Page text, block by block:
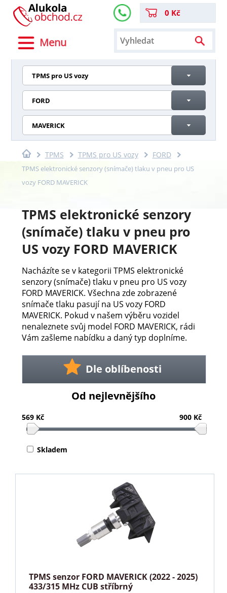
Menu
0 Kč
TPMS pro US vozy
FORD
MAVERICK
TPMS TPMS pro US vozy FORD
TPMS elektronické senzory (snímače) tlaku v pneu pro US
vozy FORD MAVERICK
TPMS elektronické senzory
(snímače) tlaku v pneu pro
US vozy FORD MAVERICK
Nacházíte se v kategorii TPMS elektronické
senzory (snímače) tlaku v pneu pro US vozy
FORD MAVERICK. Všechna zde zobrazené
snímače tlaku pasují na US vozy FORD
MAVERICK. Pokud v našem výběru vozidel
nenaleznete svůj model FORD MAVERICK, rádi
Vám zašleme nabídku a daný typ doplníme.
Dle oblíbenosti
Od nejlevnějšího
569 Kč 900 Kč
Skladem
TPMS senzor FORD MAVERICK (2022 - 2025)
433/315 MHz CUB stříbrný